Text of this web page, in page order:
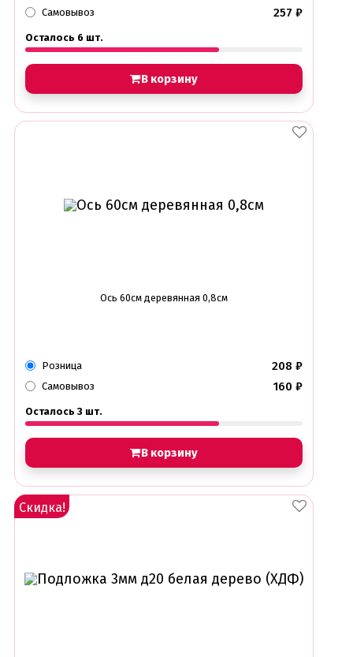
Самовывоз 257 ₽
Осталось 6 шт.
В корзину
Ось 60см деревянная 0,8см
Розница 208 ₽
Самовывоз 160 ₽
Осталось 3 шт.
В корзину
Скидка!